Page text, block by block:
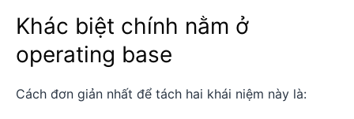
Khác biệt chính nằm ở
operating base
Cách đơn giản nhất để tách hai khái niệm này là: